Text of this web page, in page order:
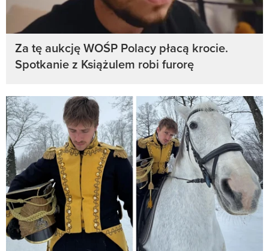
Za tę aukcję WOŚP Polacy płacą krocie.
Spotkanie z Książulem robi furorę